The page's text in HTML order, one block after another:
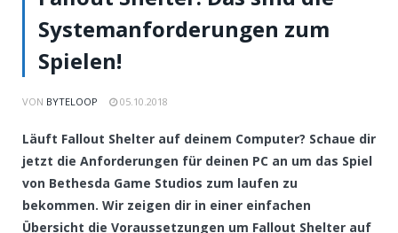
Systemanforderungen zum
Spielen!
VON BYTELOOP 05.10.2018
Läuft Fallout Shelter auf deinem Computer? Schaue dir
jetzt die Anforderungen für deinen PC an um das Spiel
von Bethesda Game Studios zum laufen zu
bekommen. Wir zeigen dir in einer einfachen
Übersicht die Voraussetzungen um Fallout Shelter auf